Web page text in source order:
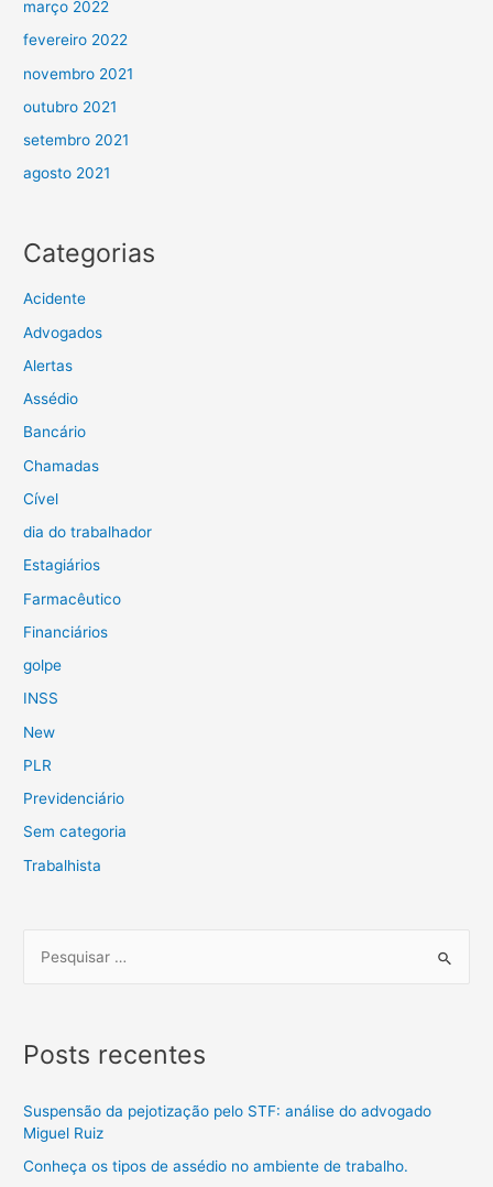
março 2022
fevereiro 2022
novembro 2021
outubro 2021
setembro 2021
agosto 2021
Categorias
Acidente
Advogados
Alertas
Assédio
Bancário
Chamadas
Cível
dia do trabalhador
Estagiários
Farmacêutico
Financiários
golpe
INSS
New
PLR
Previdenciário
Sem categoria
Trabalhista
Posts recentes
Suspensão da pejotização pelo STF: análise do advogado
Miguel Ruiz
Conheça os tipos de assédio no ambiente de trabalho.